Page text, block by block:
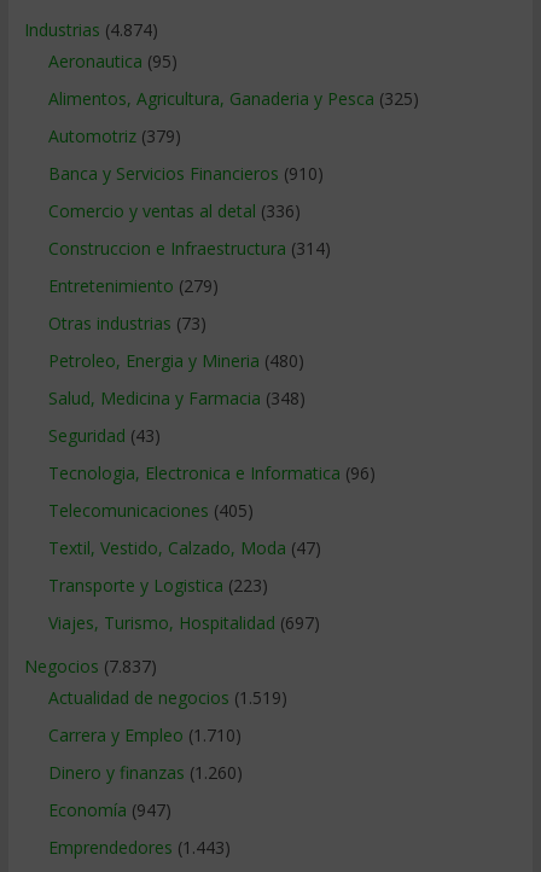
Industrias (4.874)
Aeronautica (95)
Alimentos, Agricultura, Ganaderia y Pesca (325)
Automotriz(379)
Banca y Servicios Financieros (910)
Comercio y ventas al detal (336)
Construccion e Infraestructura (314)
Entretenimiento (279)
Otras industrias (73)
Petroleo, Energia y Mineria (480)
Salud, Medicina y Farmacia (348)
Seguridad (43)
Tecnologia, Electronica e Informatica (96)
Telecomunicaciones (405)
Textil, Vestido, Calzado, Moda (47)
Transporte y Logistica (223)
Viajes, Turismo, Hospitalidad (697)
Negocios (7.837)
Actualidad de negocios (1.519)
Carrera y Empleo (1.710)
Dinero y finanzas (1.260)
Economía (947)
Emprendedores (1.443)